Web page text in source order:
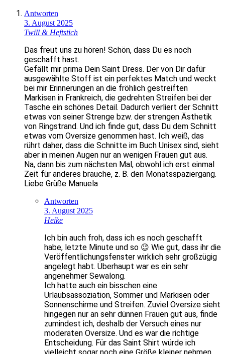
Antworten
3. August 2025
Twill & Heftstich
Das freut uns zu hören! Schön, dass Du es noch
geschafft hast.
Gefällt mir prima Dein Saint Dress. Der von Dir dafür
ausgewählte Stoff ist ein perfektes Match und weckt
bei mir Erinnerungen an die fröhlich gestreiften
Markisen in Frankreich, die gedrehten Streifen bei der
Tasche ein schönes Detail. Dadurch verliert der Schnitt
etwas von seiner Strenge bzw. der strengen Ästhetik
von Ringstrand. Und ich finde gut, dass Du dem Schnitt
etwas vom Oversize genommen hast. Ich weiß, das
rührt daher, dass die Schnitte im Buch Unisex sind, sieht
aber in meinen Augen nur an wenigen Frauen gut aus.
Na, dann bis zum nächsten Mal, obwohl ich erst einmal
Zeit für anderes brauche, z. B. den Monatsspaziergang.
Liebe Grüße Manuela
Antworten
3. August 2025
Heike
Ich bin auch froh, dass ich es noch geschafft
habe, letzte Minute und so 😉 Wie gut, dass ihr die
Veröffentlichungsfenster wirklich sehr großzügig
angelegt habt. Überhaupt war es ein sehr
angenehmer Sewalong.
Ich hatte auch ein bisschen eine
Urlaubsassoziation, Sommer und Markisen oder
Sonnenschirme und Streifen. Zuviel Oversize sieht
hingegen nur an sehr dünnen Frauen gut aus, finde
zumindest ich, deshalb der Versuch eines nur
moderaten Oversize. Und es war die richtige
Entscheidung. Für das Saint Shirt würde ich